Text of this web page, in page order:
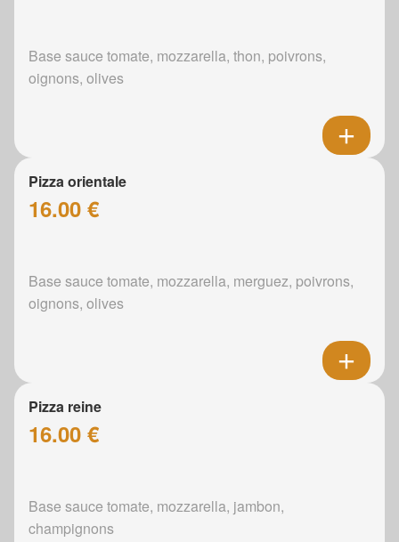
Base sauce tomate, mozzarella, thon, poivrons,
oignons, olives
Pizza orientale
16.00 €
Base sauce tomate, mozzarella, merguez, poivrons,
oignons, olives
Pizza reine
16.00 €
Base sauce tomate, mozzarella, jambon,
champignons